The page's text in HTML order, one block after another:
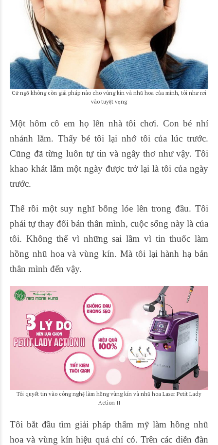
Cứ ngỡ không còn giải pháp nào cho vúng kín và nhũ hoa của mình, tôi như rơi
vào tuyệt vọng
Một hôm cô em họ lên nhà tôi chơi. Con bé nhí
nhảnh lắm. Thấy bé tôi lại nhớ tôi của lúc trước.
Cũng đã từng luôn tự tin và ngây thơ như vậy. Tôi
khao khát lắm một ngày được trở lại là tôi của ngày
trước.
Thế rồi một suy nghĩ bỗng lóe lên trong đầu. Tôi
phải tự thay đổi bản thân mình, cuộc sống này là của
tôi. Không thể vì những sai lầm vì tin thuốc làm
hồng nhũ hoa và vùng kín. Mà tôi lại hành hạ bản
thân mình đến vậy.
Tôi quyết tin vào công nghệ làm hồng vùng kín và nhũ hoa Laser Petit Lady
Action II
Tôi bắt đầu tìm giải pháp thẩm mỹ làm hồng nhũ
hoa và vùng kín hiệu quả chỉ có. Trên các diễn đàn